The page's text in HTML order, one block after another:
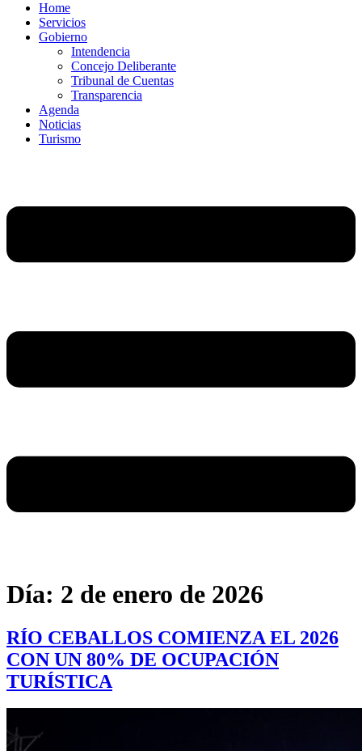
Home
Servicios
Gobierno
Intendencia
Concejo Deliberante
Tribunal de Cuentas
Transparencia
Agenda
Noticias
Turismo
Día: 2 de enero de 2026
RÍO CEBALLOS COMIENZA EL 2026
CON UN 80% DE OCUPACIÓN
TURÍSTICA